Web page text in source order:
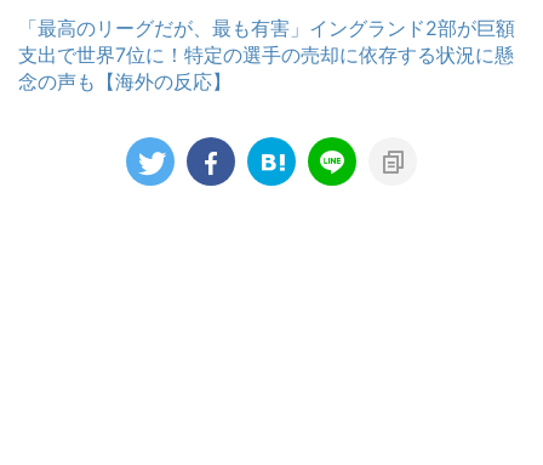
「最高のリーグだが、最も有害」イングランド2部が巨額
支出で世界7位に！特定の選手の売却に依存する状況に懸
念の声も【海外の反応】